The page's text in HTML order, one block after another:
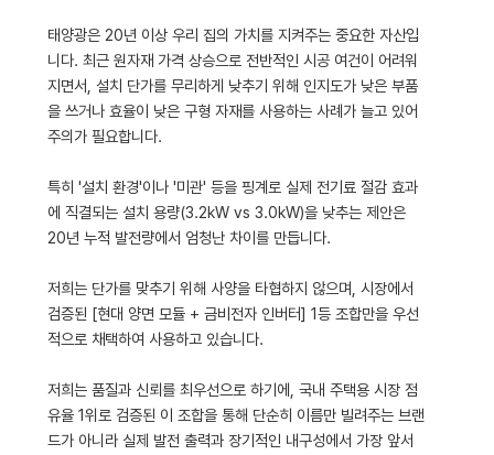
태양광은 20년 이상 우리 집의 가치를 지켜주는 중요한 자산입
니다. 최근 원자재 가격 상승으로 전반적인 시공 여건이 어려워
지면서, 설치 단가를 무리하게 낮추기 위해 인지도가 낮은 부품
을 쓰거나 효율이 낮은 구형 자재를 사용하는 사례가 늘고 있어
주의가 필요합니다.
특히 '설치 환경'이나 '미관' 등을 핑계로 실제 전기료 절감 효과
에 직결되는 설치 용량(3.2kW vs 3.0kW)을 낮추는 제안은
20년 누적 발전량에서 엄청난 차이를 만듭니다.
저희는 단가를 맞추기 위해 사양을 타협하지 않으며, 시장에서
검증된 [현대 양면 모듈 + 금비전자 인버터] 1등 조합만을 우선
적으로 채택하여 사용하고 있습니다.
저희는 품질과 신뢰를 최우선으로 하기에, 국내 주택용 시장 점
유율 1위로 검증된 이 조합을 통해 단순히 이름만 빌려주는 브랜
드가 아니라 실제 발전 출력과 장기적인 내구성에서 가장 앞서